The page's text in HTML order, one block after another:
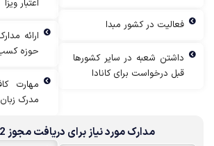
در کشور مبدا
شعبه در سایر کشورها
درخواست برای کانادا
ارائه مدارک
حوزه کسب‌وکار
مهارت کافی در
مدرک زبان در
مدارک مورد نیاز برای دریافت مجوز C12 کانادا